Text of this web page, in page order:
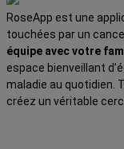
RoseApp est une
touchées par un
équipe avec votre
espace bienveillant
maladie au quotidien.
créez un véritable